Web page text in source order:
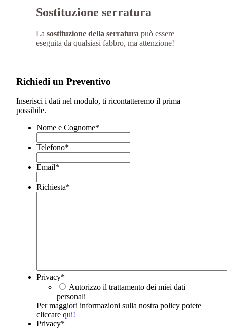
Sostituzione serratura
La sostituzione della serratura può essere
eseguita da qualsiasi fabbro, ma attenzione!
Richiedi un Preventivo
Inserisci i dati nel modulo, ti ricontatteremo il prima
possibile.
Nome e Cognome*
Telefono*
Email*
Richiesta*
Privacy*
Autorizzo il trattamento dei miei dati
personali
Per maggiori informazioni sulla nostra policy potete
cliccare qui!
Privacy*